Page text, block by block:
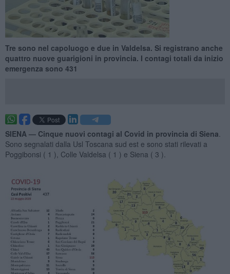
Tre sono nel capoluogo e due in Valdelsa. Si registrano anche
quattro nuove guarigioni in provincia. I contagi totali da inizio
emergenza sono 431
SIENA — Cinque nuovi contagi al Covid in provincia di Siena
Sono segnalati dalla Usl Toscana sud est e sono stati rilevati a
Poggibonsi ( 1 ), Colle Valdelsa ( 1 ) e Siena ( 3 ).